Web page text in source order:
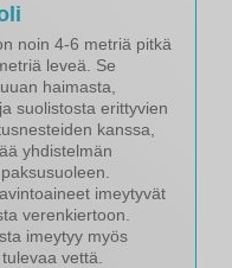
noin 4-6 metriä pitkä
leveä. Se
haimasta,
suolistosta erittyvien
kanssa,
yhdistelmän
imeytyvät
verenkiertoon.
imeytyy myös
vettä.